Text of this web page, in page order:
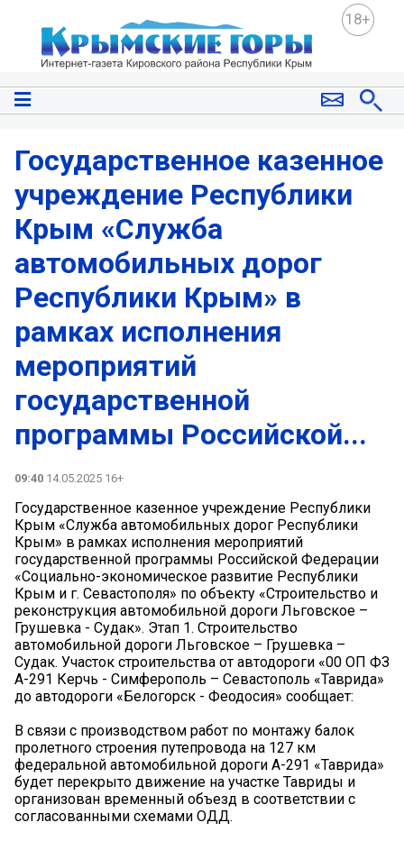
18+
Государственное казенное
учреждение Республики
Крым «Служба
автомобильных дорог
Республики Крым» в
рамках исполнения
мероприятий
государственной
программы Российской...
09:40 14.05.2025 16+
Государственное казенное учреждение Республики
Крым «Служба автомобильных дорог Республики
Крым» в рамках исполнения мероприятий
государственной программы Российской Федерации
«Социально-экономическое развитие Республики
Крым и г. Севастополя» по объекту «Строительство и
реконструкция автомобильной дороги Льговское –
Грушевка - Судак». Этап 1. Строительство
автомобильной дороги Льговское – Грушевка –
Судак. Участок строительства от автодороги «00 ОП ФЗ
А-291 Керчь - Симферополь – Севастополь «Таврида»
до автодороги «Белогорск - Феодосия» сообщает:
В связи с производством работ по монтажу балок
пролетного строения путепровода на 127 км
федеральной автомобильной дороги А-291 «Таврида»
будет перекрыто движение на участке Тавриды и
организован временный объезд в соответствии с
согласованными схемами ОДД.